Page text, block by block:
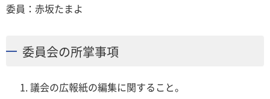
委員：赤坂たまよ
委員会の所掌事項
議会の広報紙の編集に関すること。